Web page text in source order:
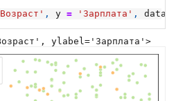
, y = 'Зарплата' , data
ylabel='Зарплата'>